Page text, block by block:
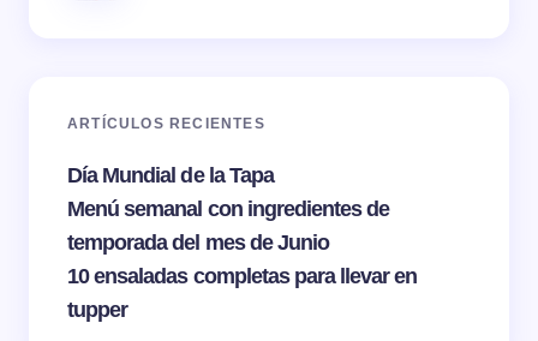
ARTÍCULOS RECIENTES
Día Mundial de la Tapa
Menú semanal con ingredientes de
temporada del mes de Junio
10 ensaladas completas para llevar en
tupper